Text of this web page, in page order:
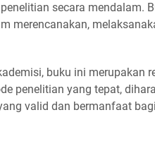
secara mendalam.
merencanakan,
buku ini merupakan
penelitian yang tepat,
valid dan bermanfaat